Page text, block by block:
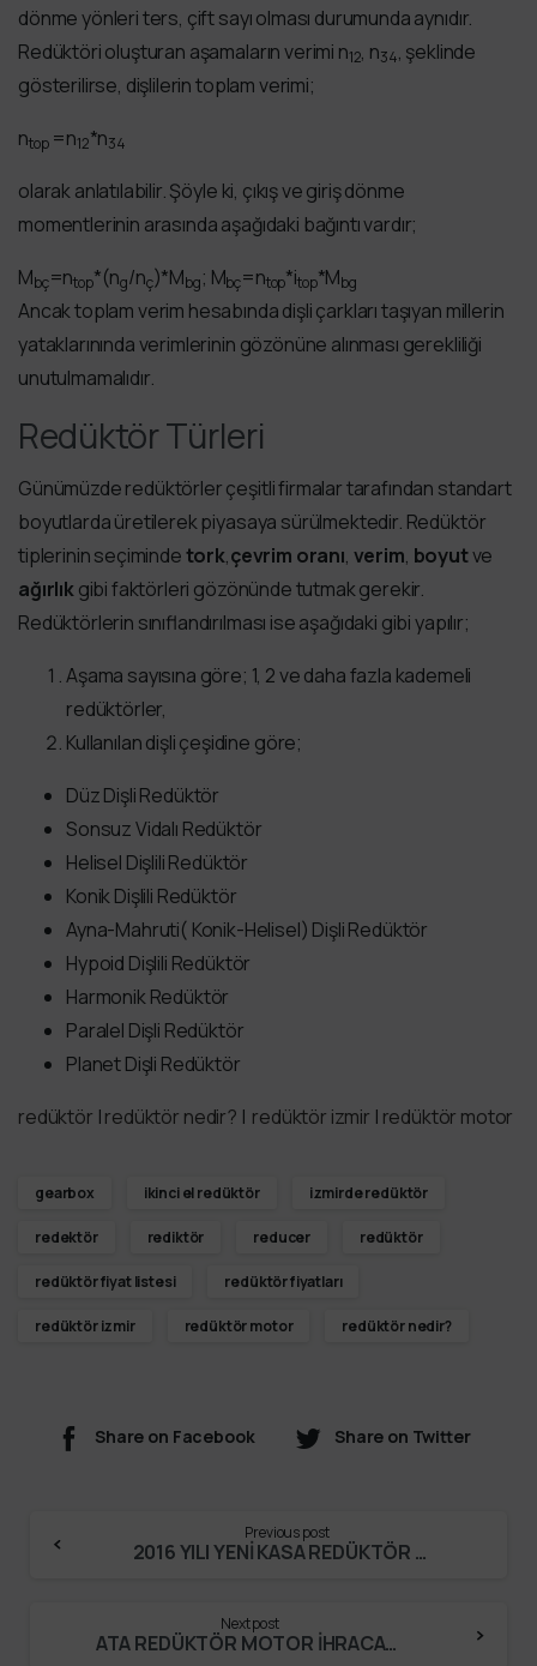
dönme yönleri ters, çift sayı olması durumunda aynıdır.
Redüktöri oluşturan aşamaların verimi η12, η34, şeklinde
gösterilirse, dişlilerin toplam verimi;
ηtop=η12*η34
olarak anlatılabilir. Şöyle ki, çıkış ve giriş dönme
momentlerinin arasında aşağıdaki bağıntı vardır;
Mbç=ηtop*(ng/nç)*Mbg; Mbç=ηtop*itop*Mbg
Ancak toplam verim hesabında dişli çarkları taşıyan millerin
yataklarınında verimlerinin gözönüne alınması gerekliliği
unutulmamalıdır.
Redüktör Türleri
Günümüzde redüktörler çeşitli firmalar tarafından standart
boyutlarda üretilerek piyasaya sürülmektedir. Redüktör
tiplerinin seçimindetork,çevrim oranı, verim, boyutve
ağırlıkgibi faktörleri gözönünde tutmak gerekir.
Redüktörlerin sınıflandırılması ise aşağıdaki gibi yapılır;
Aşama sayısına göre; 1, 2 ve daha fazla kademeli
redüktörler,
Kullanılan dişli çeşidine göre;
Düz Dişli Redüktör
Sonsuz Vidalı Redüktör
Helisel Dişlili Redüktör
Konik Dişlili Redüktör
Ayna-Mahruti( Konik-Helisel) Dişli Redüktör
Hypoid Dişlili Redüktör
Harmonik Redüktör
Paralel Dişli Redüktör
Planet Dişli Redüktör
redüktör |redüktör nedir? | redüktör izmir | redüktör motor
gearbox ikinci el redüktör izmirde redüktör
redektör rediktör reducer redüktör
redüktör fiyat listesi redüktör fiyatları
redüktör izmir redüktör motor redüktör nedir?
Share on Facebook Share on Twitter
Previous post
2016 YILI YENİ KASA REDÜKTÖR MODELLERİMİZ
Next post
ATA REDÜKTÖR MOTOR İHRACATTA BÜYÜMEYE DEVAM EDİYOR